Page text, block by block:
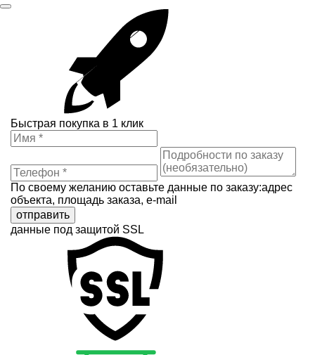
Быстрая покупка в 1 клик
По своему желанию оставьте данные по заказу:адрес
объекта, площадь заказа, e-mail
отправить
данные под защитой SSL